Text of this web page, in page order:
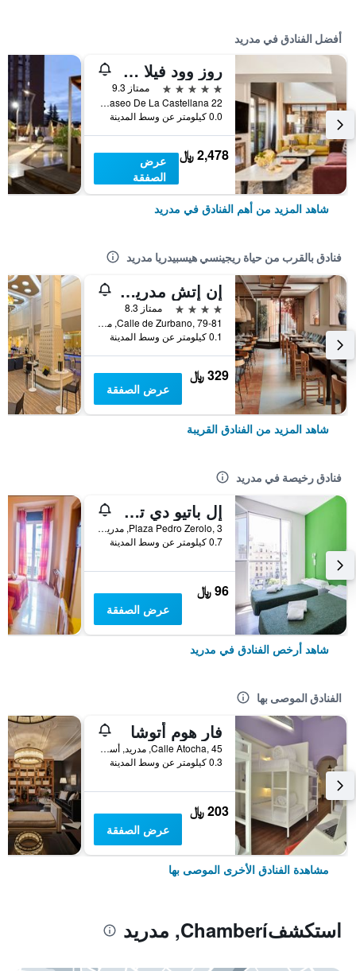
أفضل الفنادق في مدريد
روز وود فيلا ماجنا
5 نجوم
ممتاز 9.3
Paseo De La Castellana 22, مدريد, أسبانيا
0.0 كيلومتر عن وسط المدينة
2,478 ﷼
عرض
الصفقة
شاهد المزيد من أهم الفنادق في مدريد
فنادق بالقرب من حياة ريجينسي هيسبيدريا مدريد
إن إتش مدريد زوربانو
4 نجوم
ممتاز 8.3
Calle de Zurbano, 79-81, مدريد, أسبانيا
0.1 كيلومتر عن وسط المدينة
329 ﷼
عرض الصفقة
شاهد المزيد من الفنادق القريبة
فنادق رخيصة في مدريد
إل باتيو دي تشويكا - هوستل
Plaza Pedro Zerolo, 3, مدريد, أسبانيا
0.7 كيلومتر عن وسط المدينة
96 ﷼
عرض الصفقة
شاهد أرخص الفنادق في مدريد
الفنادق الموصى بها
فار هوم أتوشا
Calle Atocha, 45, مدريد, أسبانيا
0.3 كيلومتر عن وسط المدينة
203 ﷼
عرض الصفقة
مشاهدة الفنادق الأخرى الموصى بها
استكشفChamberí, مدريد